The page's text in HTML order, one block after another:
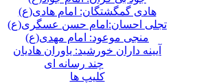
هادی گمگشتگان: امام هادی(ع)
تجلی احسان:امام حسن عسگری(ع)
منجی موعود: امام مهدی(ع)
آیینه داران خورشید: یاوران هادیان
چند رسانه ای
کلیپ ها